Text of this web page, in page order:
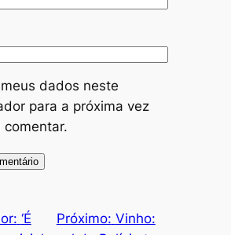
dados neste
para a próxima vez
comentar.
‘É
Próximo: Vinho: